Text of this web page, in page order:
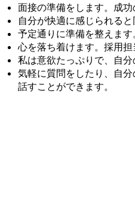
面接の準備をします。成
自分が快適に感じられる
予定通りに準備を整えます
心を落ち着けます。採用担
私は意欲たっぷりで、自
気軽に質問をしたり、自
話すことができます。